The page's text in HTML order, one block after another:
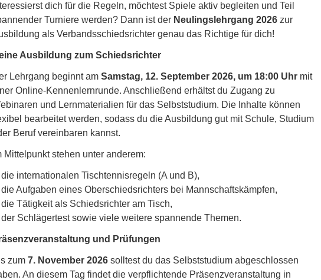
dich für die Regeln, möchtest Spiele aktiv begleiten und Teil
Turniere werden? Dann ist der Neulingslehrgang 2026 zur
als Verbandsschiedsrichter genau das Richtige für dich!
Ausbildung zum Schiedsrichter
Lehrgang beginnt am Samstag, 12. September 2026, um 18:00 Uhr mit
Online-Kennenlernrunde. Anschließend erhältst du Zugang zu
und Lernmaterialien für das Selbststudium. Die Inhalte können
bearbeitet werden, sodass du die Ausbildung gut mit Schule, Studium
Beruf vereinbaren kannst.
Mittelpunkt stehen unter anderem:
die internationalen Tischtennisregeln (A und B),
die Aufgaben eines Oberschiedsrichters bei Mannschaftskämpfen,
die Tätigkeit als Schiedsrichter am Tisch,
der Schlägertest sowie viele weitere spannende Themen.
und Prüfungen
zum 7. November 2026 solltest du das Selbststudium abgeschlossen
An diesem Tag findet die verpflichtende Präsenzveranstaltung in